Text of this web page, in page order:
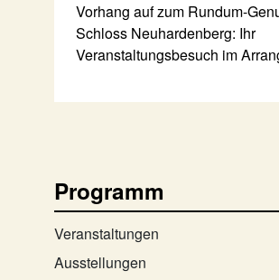
Vorhang auf zum Rundum-
Schloss Neuhardenberg: Ihr
Veranstaltungsbesuch im
Programm
Veranstaltungen
Ausstellungen